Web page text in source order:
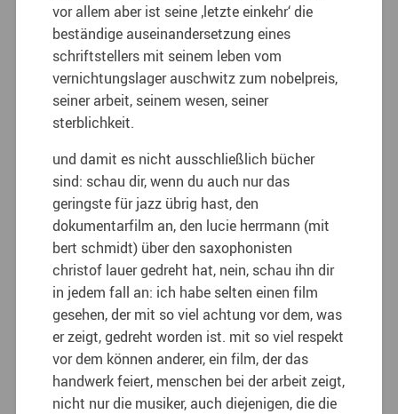
vor allem aber ist seine ‚letzte einkehr‘ die
beständige auseinandersetzung eines
schriftstellers mit seinem leben vom
vernichtungslager auschwitz zum nobelpreis,
seiner arbeit, seinem wesen, seiner
sterblichkeit.
und damit es nicht ausschließlich bücher
sind: schau dir, wenn du auch nur das
geringste für jazz übrig hast, den
dokumentarfilm an, den lucie herrmann (mit
bert schmidt) über den saxophonisten
christof lauer gedreht hat, nein, schau ihn dir
in jedem fall an: ich habe selten einen film
gesehen, der mit so viel achtung vor dem, was
er zeigt, gedreht worden ist. mit so viel respekt
vor dem können anderer, ein film, der das
handwerk feiert, menschen bei der arbeit zeigt,
nicht nur die musiker, auch diejenigen, die die